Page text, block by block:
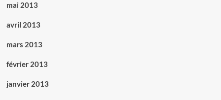
mai 2013
avril 2013
mars 2013
février 2013
janvier 2013